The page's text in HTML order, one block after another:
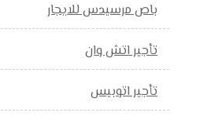
باص مرسيدس للايجار
تأجير اتش وان
تأجير اتوبيس